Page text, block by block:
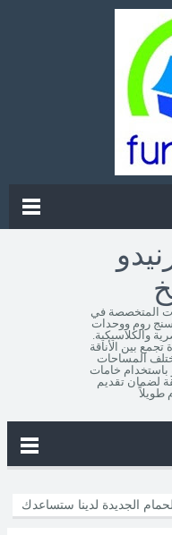
المتخصصة في
روم ووحدات
والكلاسيكية.
بين الأناقة
المساحات
باستخدام خامات
لضمان تقديم
طويلاً
الجديدة لدينا ستساعدك